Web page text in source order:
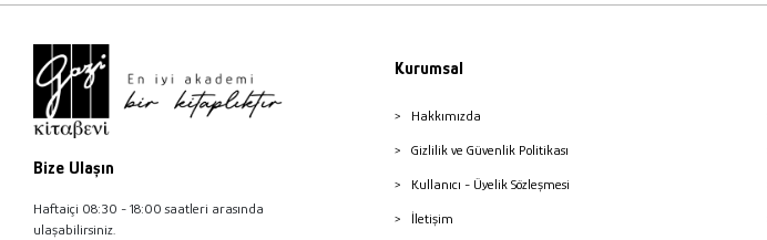
Bize Ulaşın
Haftaiçi 08:30 - 18:00 saatleri arasında
ulaşabilirsiniz.
Kurumsal
Hakkımızda
Gizlilik ve Güvenlik Politikası
Kullanıcı - Üyelik Sözleşmesi
İletişim